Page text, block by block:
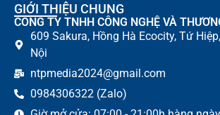
GIỚI THIỆU CHUNG
CÔNG TY TNHH CÔNG NGHỆ VÀ
609 Sakura, Hồng Hà Ecocity, Tứ
Nội
ntpmedia2024@gmail.com
0984306322 (Zalo)